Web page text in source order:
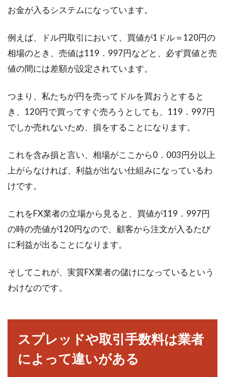
スプレッドとは？FXで重要なスプレ
ッドとその計算方法
FXは、外貨を売買してその差益を狙う取引のこ
い、「...
なってからの本気節約術！
い。一...
立それぞれの特徴は？
布基礎・独立基礎・ベタ基礎の構造
お金が入るシステムになっています。
例えば、ドル円取引において、買値が1ドル＝120円の
相場のとき、売値は119．997円などと、必ず買値と売
値の間には差額が設定されています。
つまり、私たちが円を売ってドルを買おうとすると
き、120円で買ってすぐ売ろうとしても、119．997円
でしか売れないため、損をすることになります。
これを含み損と言い、相場がここから0．003円分以上
上がらなければ、利益が出ない仕組みになっているわ
けです。
これをFX業者の立場から見ると、買値が119．997円
の時の売値が120円なので、顧客から注文が入るたび
に利益が出ることになります。
そしてこれが、実質FX業者の儲けになっているという
わけなのです。
スプレッドや取引手数料は業者
によって違いがある